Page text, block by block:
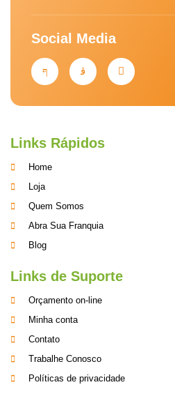
Social Media
Links Rápidos
Home
Loja
Quem Somos
Abra Sua Franquia
Blog
Links de Suporte
Orçamento on-line
Minha conta
Contato
Trabalhe Conosco
Políticas de privacidade